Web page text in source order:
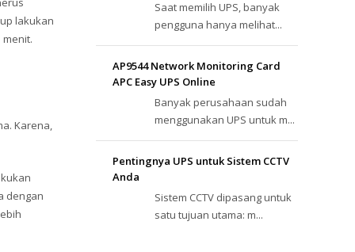
lakukan
Karena,
dengan
Saat memilih UPS, banyak
pengguna hanya melihat...
AP9544 Network Monitoring Card
APC Easy UPS Online
Banyak perusahaan sudah
menggunakan UPS untuk m...
Pentingnya UPS untuk Sistem CCTV
Anda
Sistem CCTV dipasang untuk
satu tujuan utama: m...